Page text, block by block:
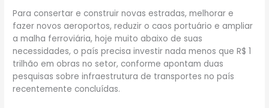
Para consertar e construir novas estradas, melhorar e
fazer novos aeroportos, reduzir o caos portuário e ampliar
a malha ferroviária, hoje muito abaixo de suas
necessidades, o país precisa investir nada menos que R$ 1
trilhão em obras no setor, conforme apontam duas
pesquisas sobre infraestrutura de transportes no país
recentemente concluídas.